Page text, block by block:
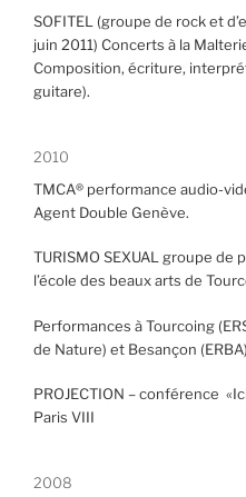
SOFITEL (groupe de rock et
juin 2011) Concerts à la
Composition, écriture,
guitare).
2010
TMCA® performance audio-
Agent Double Genève.
TURISMO SEXUAL groupe
l’école des beaux arts de
Performances à Tourcoing
de Nature) et Besançon
PROJECTION – conférence
Paris VIII
2008